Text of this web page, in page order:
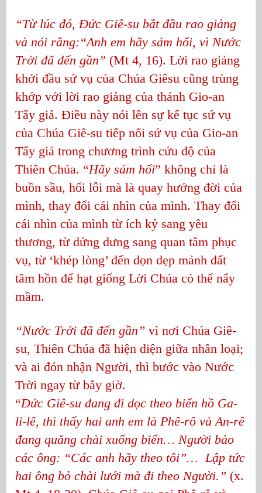
“Từ lúc đó, Đức Giê-su bắt đầu rao giảng
và nói rằng:“Anh em hãy sám hối, vì Nước
Trời đã đến gần” (Mt 4, 16). Lời rao giảng
khởi đầu sứ vụ của Chúa Giêsu cũng trùng
khớp với lời rao giảng của thánh Gio-an
Tẩy giả. Điều này nói lên sự kế tục sứ vụ
của Chúa Giê-su tiếp nối sứ vụ của Gio-an
Tẩy giả trong chương trình cứu độ của
Thiên Chúa. “Hãy sám hối” không chỉ là
buồn sầu, hối lỗi mà là quay hướng đời của
mình, thay đổi cái nhìn của mình. Thay đổi
cái nhìn của mình từ ích kỷ sang yêu
thương, từ dửng dưng sang quan tâm phục
vụ, từ ‘khép lòng’ đến dọn dẹp mảnh đất
tâm hồn để hạt giống Lời Chúa có thể nẩy
mầm.
“Nước Trời đã đến gần” vì nơi Chúa Giê-
su, Thiên Chúa đã hiện diện giữa nhân loại;
và ai đón nhận Người, thì bước vào Nước
Trời ngay từ bây giờ.
“Đức Giê-su đang đi dọc theo biển hồ Ga-
li-lê, thì thấy hai anh em là Phê-rô và An-rê
đang quăng chài xuống biển… Người bảo
các ông: “Các anh hãy theo tôi”… Lập tức
hai ông bỏ chài lưới mà đi theo Người.” (x.